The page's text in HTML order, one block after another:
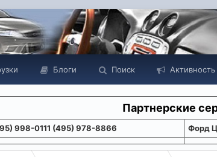
Блоги Поиск Активность
Партнерские
998-0111 (495) 978-8866 Форд